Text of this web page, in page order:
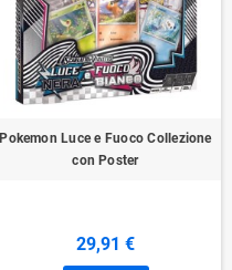
Pokemon Luce e Fuoco Collezione
con Poster
29,91 €